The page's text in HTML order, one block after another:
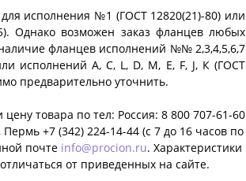
для исполнения №1 (ГОСТ 12820(21)-80) или
Однако возможен заказ фланцев любых
фланцев исполнений №№ 2,3,4,5,6,7
исполнений A, C, L, D, M, E, F, J, К (ГОСТ
предварительно уточнить.
товара по тел: Россия: 8 800 707-61-60
+7 (342) 224-14-44 (c 7 до 16 часов по
почте info@procion.ru. Характеристики
от приведенных на сайте.